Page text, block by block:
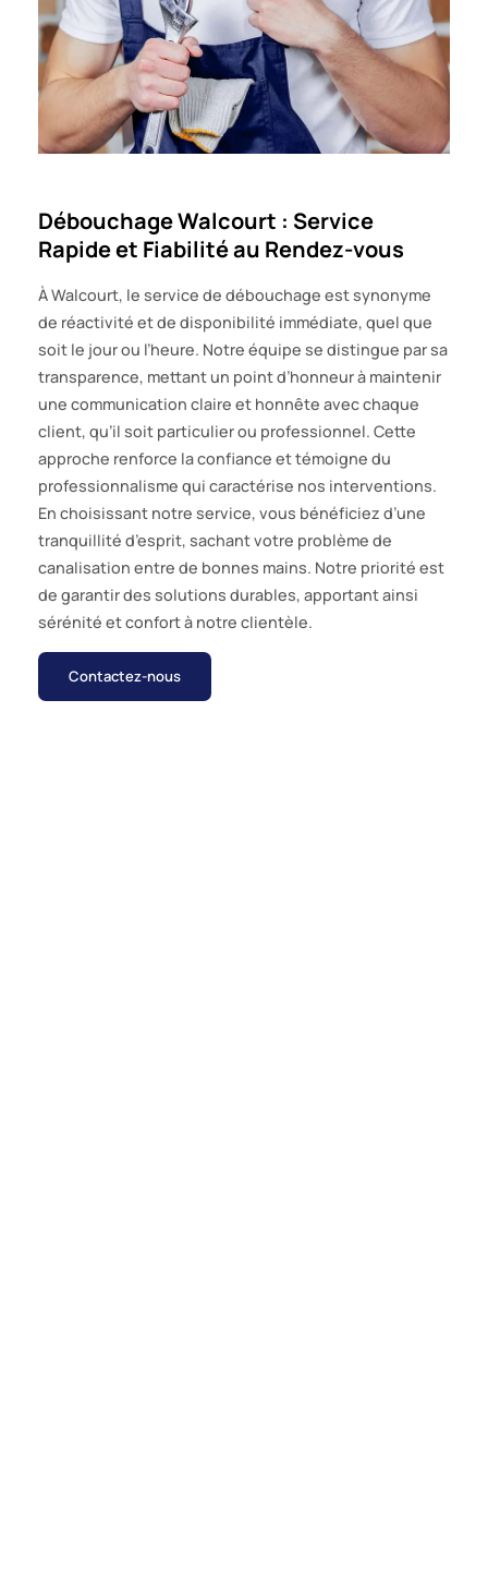
Débouchage Walcourt : Service
Rapide et Fiabilité au Rendez-vous
À Walcourt, le service de débouchage est synonyme
de réactivité et de disponibilité immédiate, quel que
soit le jour ou l’heure. Notre équipe se distingue par sa
transparence, mettant un point d’honneur à maintenir
une communication claire et honnête avec chaque
client, qu’il soit particulier ou professionnel. Cette
approche renforce la confiance et témoigne du
professionnalisme qui caractérise nos interventions.
En choisissant notre service, vous bénéficiez d’une
tranquillité d’esprit, sachant votre problème de
canalisation entre de bonnes mains. Notre priorité est
de garantir des solutions durables, apportant ainsi
sérénité et confort à notre clientèle.
Contactez-nous